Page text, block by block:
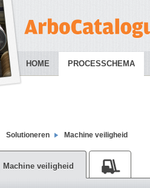
HOME PROCESSCHEMA
Solutioneren Machine veiligheid
Machine veiligheid